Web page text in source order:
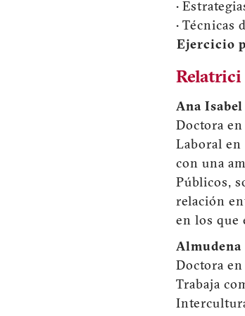
•
•
Ejercicio
Relatrici
Ana
Doctora
Laboral en
con una
Públicos,
relación
en los que
Almudena
Doctora
Trabaja